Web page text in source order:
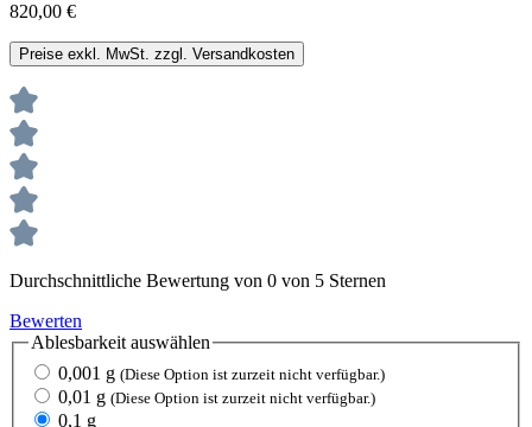
820,00 €
Preise exkl. MwSt. zzgl. Versandkosten
Durchschnittliche Bewertung von 0 von 5 Sternen
Bewerten
Ablesbarkeitauswählen
0,001 g (Diese Option ist zurzeit nicht verfügbar.)
0,01 g (Diese Option ist zurzeit nicht verfügbar.)
0,1 g